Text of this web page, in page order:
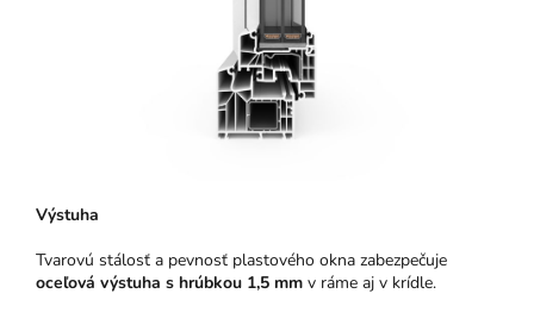
Výstuha
Tvarovú stálosť a pevnosť plastového okna zabezpečuje
oceľová výstuha s hrúbkou 1,5 mm v ráme aj v krídle.